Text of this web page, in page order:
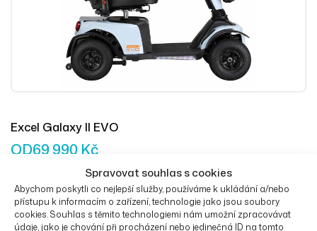
Spravovat souhlas s cookies
Abychom poskytli co nejlepší služby, používáme k ukládání a/nebo
přístupu k informacím o zařízení, technologie jako jsou soubory
cookies. Souhlas s těmito technologiemi nám umožní zpracovávat
údaje, jako je chování při procházení nebo jedinečná ID na tomto
Excel Galaxy II EVO
OD69 990 Kč